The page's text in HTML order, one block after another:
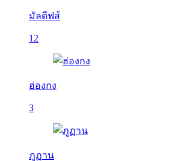
มัลดีฟส์
12
ฮ่องกง
3
ภูฏาน